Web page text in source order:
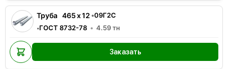
Труба 465x12 •09Г2С
•ГОСТ 8732-78 4.59тн
Заказать